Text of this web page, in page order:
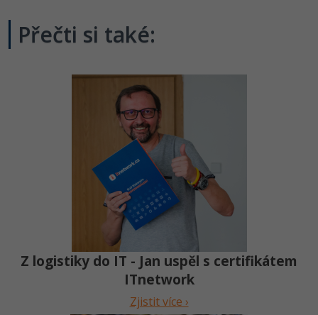
Přečti si také:
Z logistiky do IT - Jan uspěl s certifikátem
ITnetwork
Zjistit více ›